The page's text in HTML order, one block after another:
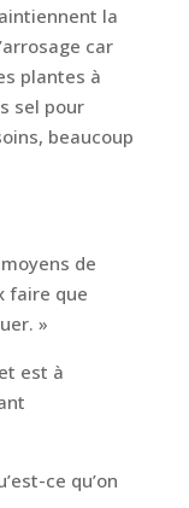
la
car
plantes à
sel pour
beaucoup
de
faire que
»
est à
ce qu’on